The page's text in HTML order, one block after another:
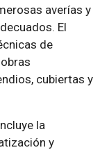
averías y
El
de
cubiertas y
la
y